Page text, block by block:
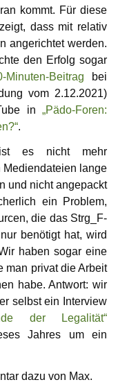
kommt. Für diese
dass mit relativ
angerichtet werden.
den Erfolg sogar
Minuten-Beitrag bei
vom 2.12.2021)
in „Pädo-Foren:
.
es nicht mehr
lange
und nicht angepackt
ein Problem,
die das Strg_F-
benötigt hat, wird
haben sogar eine
man privat die Arbeit
habe. Antwort: wir
selbst ein Interview
der Legalität“
Jahres um ein
dazu von Max.